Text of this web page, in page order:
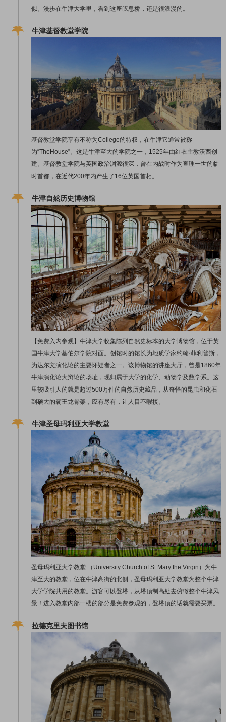
似。漫步在牛津大学里，看到这座叹息桥，还是很浪漫的。
牛津基督教堂学院
基督教堂学院享有不称为College的特权，在牛津它通常被称
为“TheHouse”。这是牛津至大的学院之一，1525年由红衣主教沃西创
建。基督教堂学院与英国政治渊源很深，曾在内战时作为查理一世的临
时首都，在近代200年内产生了16位英国首相。
牛津自然历史博物馆
【免费入内参观】牛津大学收集陈列自然史标本的大学博物馆，位于英
国牛津大学基伯尔学院对面。创馆时的馆长为地质学家约翰·菲利普斯，
为达尔文演化论的主要怀疑者之一。该博物馆的讲座大厅，曾是1860年
牛津演化论大辩论的场址，现归属于大学的化学、动物学及数学系。这
里较吸引人的就是超过500万件的自然历史藏品，从奇怪的昆虫和化石
到硕大的霸王龙骨架，应有尽有，让人目不暇接。
牛津圣母玛利亚大学教堂
圣母玛利亚大学教堂 （University Church of St Mary the Virgin）为牛
津至大的教堂，位在牛津高街的北侧，圣母玛利亚大学教堂为整个牛津
大学学院共用的教堂。游客可以登塔，从塔顶制高处去俯瞰整个牛津风
景！进入教堂内部一楼的部分是免费参观的，登塔顶的话就需要买票。
拉德克里夫图书馆